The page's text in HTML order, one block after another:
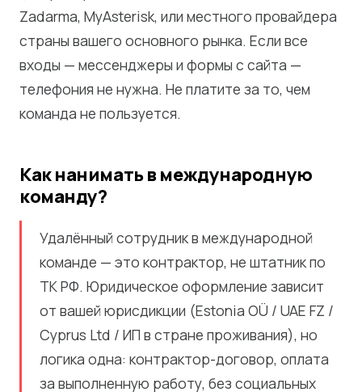
Zadarma, MyAsterisk, или местного провайдера
страны вашего основного рынка. Если все
входы — мессенджеры и формы с сайта —
телефония не нужна. Не платите за то, чем
команда не пользуется.
Как нанимать в международную
команду?
Удалённый сотрудник в международной
команде — это контрактор, не штатник по
ТК РФ. Юридическое оформление зависит
от вашей юрисдикции (Estonia OÜ / UAE FZ /
Cyprus Ltd / ИП в стране проживания), но
логика одна: контрактор-договор, оплата
за выполненную работу, без социальных